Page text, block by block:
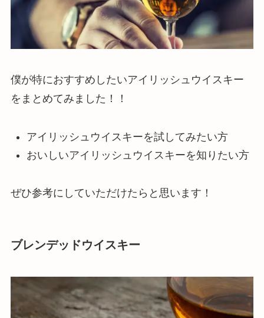
僕が特におすすめしたいアイリッシュウイスキー
をまとめてみました！！
アイリッシュウイスキーを試してみたい方
おいしいアイリッシュウイスキーを知りたい方
ぜひ参考にしていただけたらと思います！
ブレンデッドウイスキー